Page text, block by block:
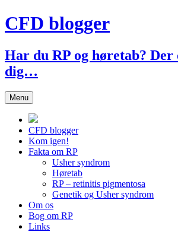
Hop
til
CFD blogger
Har du RP og høretab? Der
dig…
Menu
CFD blogger
Kom igen!
Fakta om RP
Usher syndrom
Høretab
RP – retinitis pigmentosa
Genetik og Usher syndrom
Om os
Bog om RP
Links